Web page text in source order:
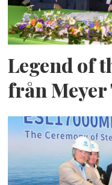
Legend of
från